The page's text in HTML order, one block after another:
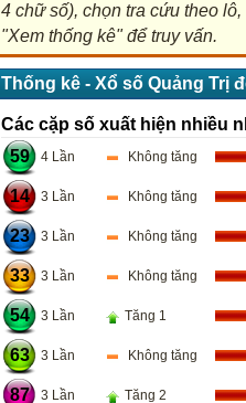
4 chữ số), chọn tra cứu theo
"Xem thống kê" để truy vấn.
Thống kê - Xổ số Quảng Trị
Các cặp số xuất hiện nhiều
59
4 Lần Không tăng
14 3 Lần Không tăng
23 3 Lần Không tăng
33 3 Lần Không tăng
54 3 Lần Tăng 1
63 3 Lần Không tăng
87 3 Lần Tăng 2